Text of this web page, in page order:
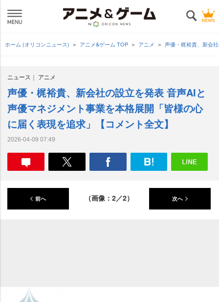
ホーム (オリコンニュース) アニメ&ゲーム TOP アニメ 声優・梶裕貴、新会
ニュース アニメ
声優・梶裕貴、新会社の設立を発表 音声AIと
声優マネジメント事業を本格展開「皆様の心
に届く表現を追求」【コメント全文】
2026-04-09 07:49
前へ （画像：2／2） 次へ